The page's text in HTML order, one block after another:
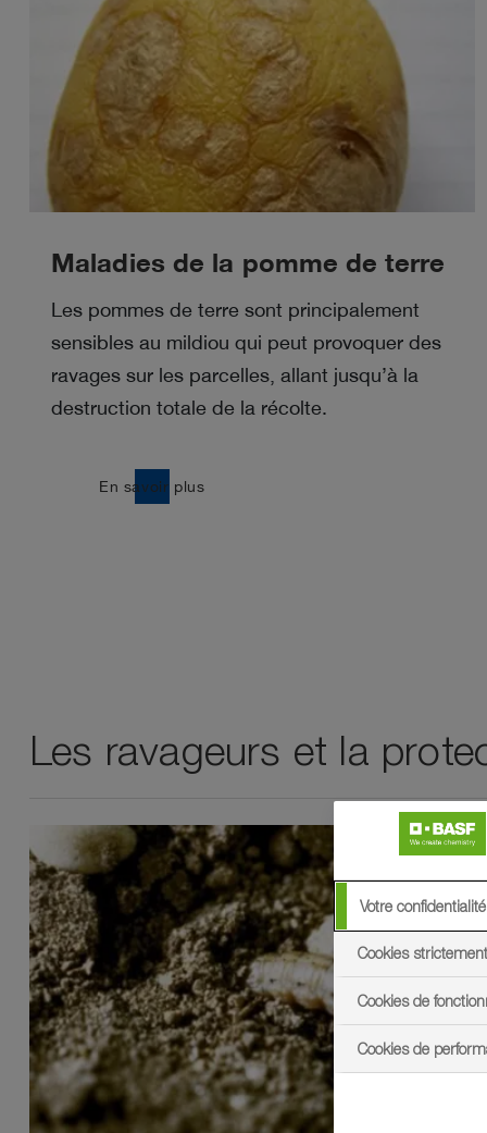
Maladies de la pomme de terre
Les pommes de terre sont principalement
sensibles au mildiou qui peut provoquer des
ravages sur les parcelles, allant jusqu’à la
destruction totale de la récolte.
En savoir plus
Les ravageurs et la
Votre confidentialité
Cookies
Cookies de
Cookies de